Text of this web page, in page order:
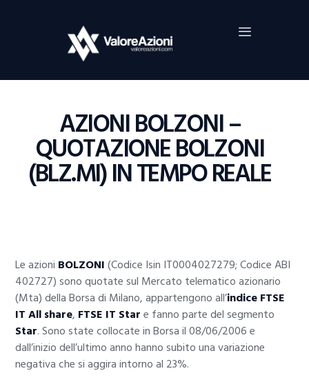
AZIONI BOLZONI –
QUOTAZIONE BOLZONI
(BLZ.MI) IN TEMPO REALE
Home
Investimenti
Borsa
Guide Al Trading
Criptovalute
Le azioni BOLZONI(Codice Isin IT0004027279; Codice ABI
402727) sono quotate sul Mercato telematico azionario
(Mta) della Borsa di Milano, appartengono all’indice FTSE
IT All share, FTSE IT Stare fanno parte del segmento
Star. Sono state collocate in Borsa il 08/06/2006 e
dall’inizio dell’ultimo anno hanno subito una variazione
negativa che si aggira intorno al 23%.